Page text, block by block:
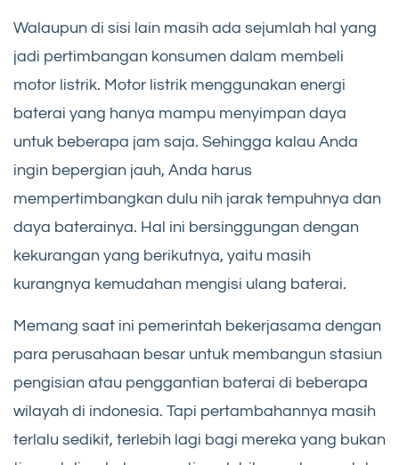
Walaupun di sisi lain masih ada sejumlah hal yang
jadi pertimbangan konsumen dalam membeli
motor listrik. Motor listrik menggunakan energi
baterai yang hanya mampu menyimpan daya
untuk beberapa jam saja. Sehingga kalau Anda
ingin bepergian jauh, Anda harus
mempertimbangkan dulu nih jarak tempuhnya dan
daya baterainya. Hal ini bersinggungan dengan
kekurangan yang berikutnya, yaitu masih
kurangnya kemudahan mengisi ulang baterai.
Memang saat ini pemerintah bekerjasama dengan
para perusahaan besar untuk membangun stasiun
pengisian atau penggantian baterai di beberapa
wilayah di indonesia. Tapi pertambahannya masih
terlalu sedikit, terlebih lagi bagi mereka yang bukan